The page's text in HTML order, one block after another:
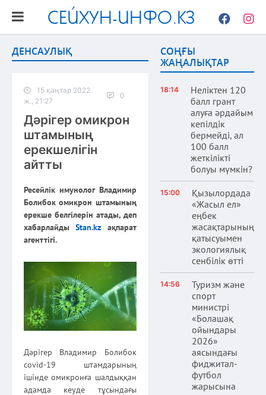
СЕЙХУН-ИНФО.КЗ
Facebook
ДЕНСАУЛЫҚ
15 қаңтар 2022
ж., 21:27
0
Дәрігер омикрон
штамының
ерекшелігін
айтты
Ресейлік имунолог Владимир
Болибок омикрон штамының
ерекше белгілерін атады, деп
хабарлайдыStan.kz ақпарат
агенттігі.
Дәрігер Владимир Болибок
covid-19 штамдарының
ішінде омикронға шалдыққан
адамда кеуде тұсындағы
СОҢҒЫ
ЖАҢАЛЫҚТАР
18:14
Неліктен 120
балл грант
алуға әрдайым
кепілдік
бермейді, ал
100 балл
жеткілікті
болуы мүмкін?
15:00
Қызылордада
«Жасыл ел»
еңбек
жасақтарының
қатысуымен
экологиялық
сенбілік өтті
14:56
Туризм және
спорт
министрі
«Болашақ
ойындары
2026»
аясындағы
фиджитал-
футбол
жарысына